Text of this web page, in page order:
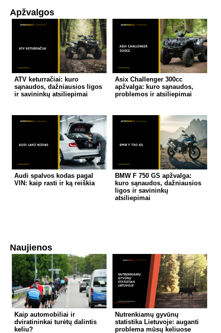
Apžvalgos
ATV keturračiai: kuro
sąnaudos, dažniausios ligos
ir savininkų atsiliepimai
Asix Challenger 300cc
apžvalga: kuro sąnaudos,
problemos ir atsiliepimai
Audi spalvos kodas pagal
VIN: kaip rasti ir ką reiškia
BMW F 750 GS apžvalga:
kuro sąnaudos, dažniausios
ligos ir savininkų
atsiliepimai
Naujienos
Kaip automobiliai ir
dviratininkai turėtų dalintis
keliu?
Nutrenkiamų gyvūnų
statistika Lietuvoje: auganti
problema mūsų keliuose